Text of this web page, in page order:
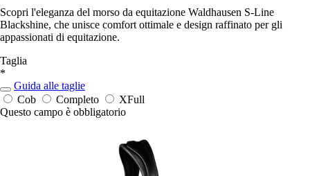
Scopri l'eleganza del morso da equitazione Waldhausen S-Line
Blackshine, che unisce comfort ottimale e design raffinato per gli
appassionati di equitazione.
Taglia
*
Guida alle taglie
Cob
Completo
XFull
Questo campo è obbligatorio